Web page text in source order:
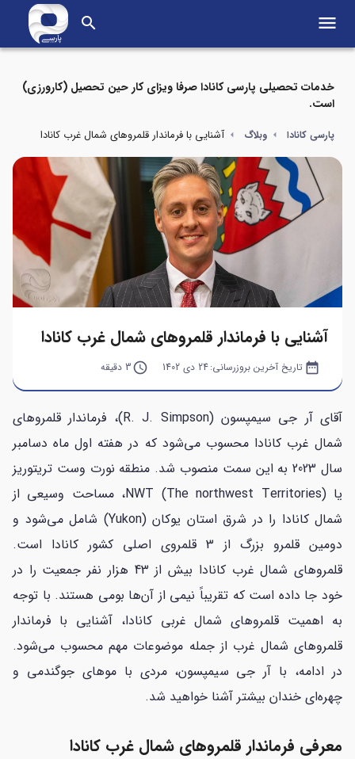
search menu
خدمات تحصیلی پارسی کانادا صرفا ویزای کار حین تحصیل (کارورزی)
است.
پارسی کانادا وبلاگ آشنایی با فرماندار قلمروهای شمال غرب کانادا
آشنایی با فرماندار قلمروهای شمال غرب کانادا
date_range تاریخ آخرین بروزرسانی:24 دی 1402 query_builder3 دقیقه
آقای آر جی سیمپسون (R. J. Simpson)، فرماندار قلمروهای
شمال غرب کانادا محسوب می‌شود که در هفته اول ماه دسامبر
سال 2023 به این سمت منصوب شد. منطقه نورت وست تریتوریز
یا NWT (The northwest Territories)، مساحت وسیعی از
شمال کانادا را در شرق استان یوکان (Yukon) شامل می‌شود و
دومین قلمرو بزرگ از 3 قلمروی اصلی کشور کانادا است.
قلمروهای شمال غرب کانادا بیش از 43 هزار نفر جمعیت را در
خود جا داده است که تقریباً نیمی از آن‌ها بومی هستند. با توجه
به اهمیت قلمروهای شمال غربی کانادا، آشنایی با فرماندار
قلمروهای شمال غرب از جمله موضوعات مهم محسوب می‌شود.
در ادامه، با آر جی سیمپسون، مردی با موهای جوگندمی و
چهره‌ای خندان بیشتر آشنا خواهید شد.
معرفی فرماندار قلمروهای شمال غرب کانادا